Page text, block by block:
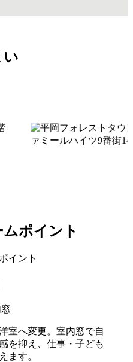
い
ポイント
室へ変更。室内窓で自
を抑え、仕事・子ども
ます。